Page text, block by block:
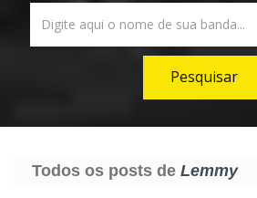
Todos os posts de Lemmy